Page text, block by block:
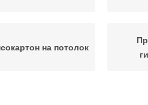
на потолок